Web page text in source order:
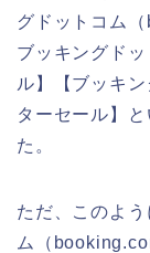
グドットコム
ブッキングド
ル】【ブッキ
ターセール】
た。
ただ、このよ
ム（